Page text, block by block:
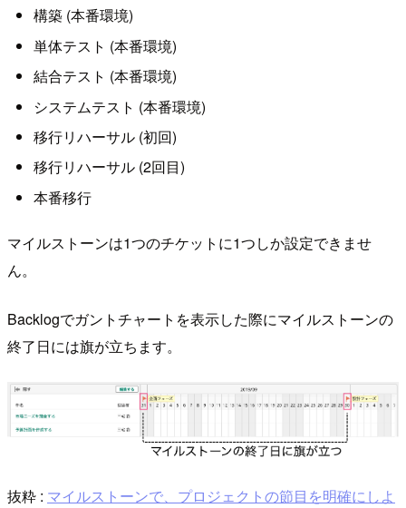
構築 (本番環境)
単体テスト (本番環境)
結合テスト (本番環境)
システムテスト (本番環境)
移行リハーサル (初回)
移行リハーサル (2回目)
本番移行
マイルストーンは1つのチケットに1つしか設定できませ
ん。
Backlogでガントチャートを表示した際にマイルストーンの
終了日には旗が立ちます。
抜粋 : マイルストーンで、プロジェクトの節目を明確にしよ